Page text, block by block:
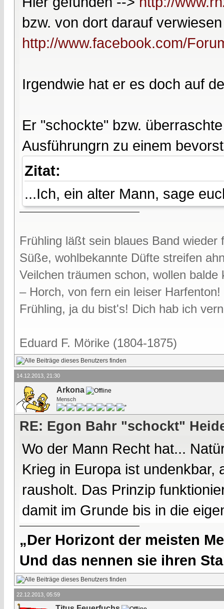
bzw. von dort darauf
http://www.facebook.com/
Irgendwie hat er es doch auf
Er "schockte" bzw.
Ausführungrn zu einem
Zitat:
...Ich, ein alter Mann, sage
Frühling läßt sein blaues Band wieder
Süße, wohlbekannte Düfte streifen
Veilchen träumen schon, wollen balde
– Horch, von fern ein leiser Harfenton!
Frühling, ja du bist's! Dich hab ich
Eduard F. Mörike (1804-1875)
14.12.2013, 21:30
Arkona
Mensch
RE: Egon Bahr "schockt"
Wo der Mann Recht hat...
Krieg in Europa ist
rausholt. Das Prinzip
damit im Grunde bis in die
„Der Horizont der meisten
Und das nennen sie ihren
22.12.2013, 05:59